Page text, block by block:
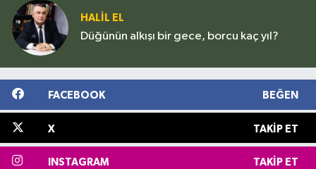
HALIL EL
Düğünün alkışı bir gece, borcu kaç yıl?
FACEBOOK BEĞEN
X TAKIP ET
INSTAGRAM TAKIP ET